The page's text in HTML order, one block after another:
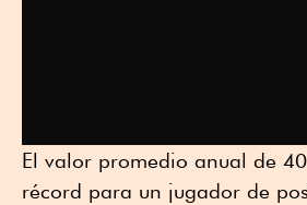
El valor promedio anual de
récord para un jugador de